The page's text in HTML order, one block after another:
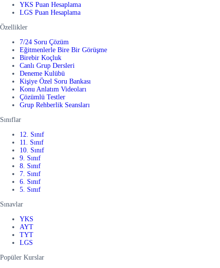
YKS Puan Hesaplama
LGS Puan Hesaplama
Özellikler
7/24 Soru Çözüm
Eğitmenlerle Bire Bir Görüşme
Birebir Koçluk
Canlı Grup Dersleri
Deneme Kulübü
Kişiye Özel Soru Bankası
Konu Anlatım Videoları
Çözümlü Testler
Grup Rehberlik Seansları
Sınıflar
12. Sınıf
11. Sınıf
10. Sınıf
9. Sınıf
8. Sınıf
7. Sınıf
6. Sınıf
5. Sınıf
Sınavlar
YKS
AYT
TYT
LGS
Popüler Kurslar